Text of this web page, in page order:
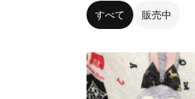
すべて 販売中